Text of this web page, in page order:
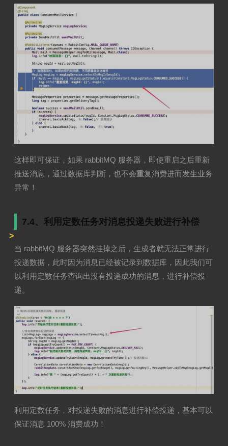
这样即可保证，如果 rabbitMQ 服务器，即使重启之后重新
推送消息，通过数据库判断，也不会重复消费进而发生业务
异常！
7.4、利用定数任务对消息投递失败进行补偿
当 rabbitMQ 服务器突然挂掉之后，生成者就无法正常进行
投递数据，此时因为消息已经被记录到数据库，因此我们可
以利用定数任务查询出没有投递成功的消息，进行补偿投
递。
利用定数任务，对投递失败的消息进行补偿投递，基本可以
保证消息 100% 消费成功！